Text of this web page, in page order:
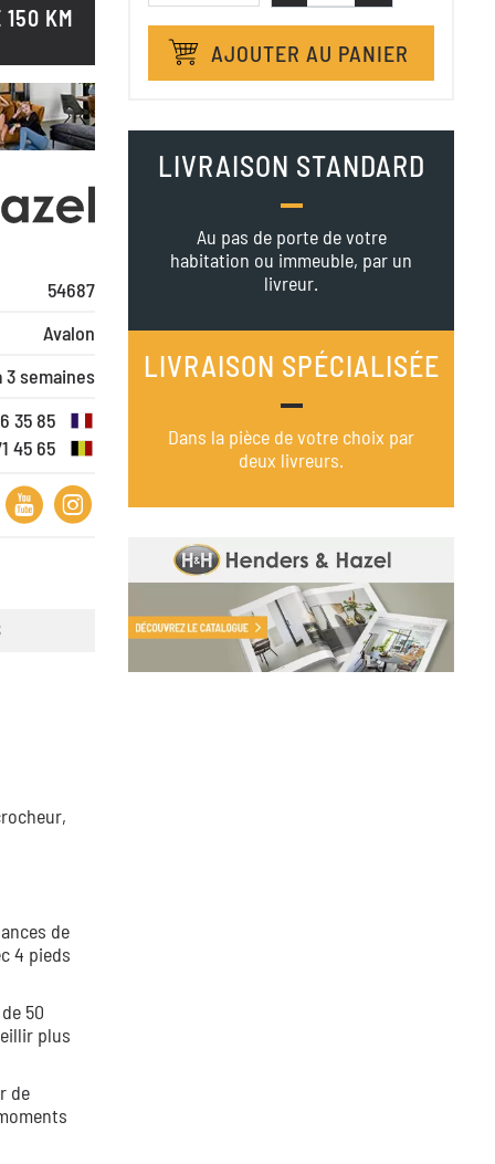
150 KM
54687
Avalon
3 semaines
35 85
45 65
de
4 pieds
50
plus
de
AJOUTER AU PANIER
LIVRAISON STANDARD
Au pas de porte de votre
habitation ou immeuble, par un
livreur.
LIVRAISON SPÉCIALISÉE
Dans la pièce de votre choix par
deux livreurs.